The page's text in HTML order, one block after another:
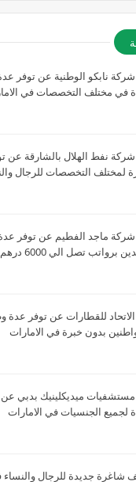
شركة نابكو الوطنية عن توفر
في مختلف التخصصات في الامارات
نفط الهلال بالشارقة عن
لمختلف التخصصات للرجال
شركة ماجد الفطيم عن توفر
برواتب تصل الي 6000 درهم بالامارات
للقطارات عن توفر عدة
بدون خبرة في الامارات
مستشفيات ميديكلينيك بدبي
لجميع الجنسيات في الامارات
شاغرة جديدة للرجال